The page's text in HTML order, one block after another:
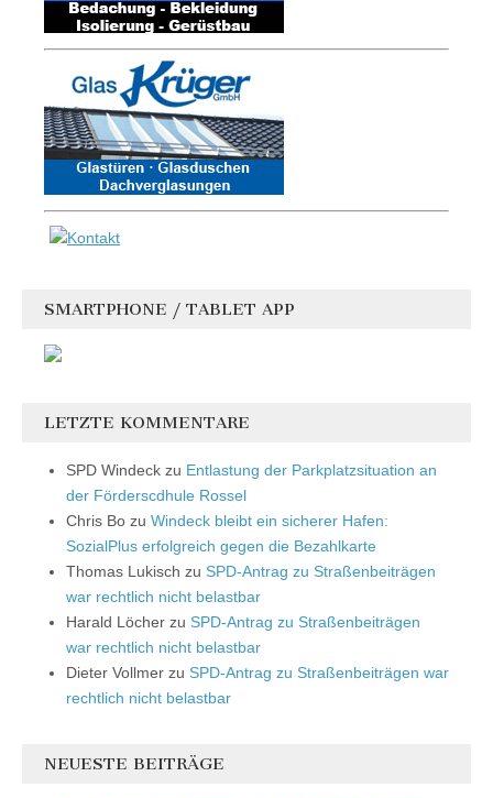
SMARTPHONE / TABLET APP
LETZTE KOMMENTARE
SPD Windeck zu Entlastung der Parkplatzsituation an
der Förderscdhule Rossel
Chris Bo zu Windeck bleibt ein sicherer Hafen:
SozialPlus erfolgreich gegen die Bezahlkarte
Thomas Lukisch zu SPD-Antrag zu Straßenbeiträgen
war rechtlich nicht belastbar
Harald Löcher zu SPD-Antrag zu Straßenbeiträgen
war rechtlich nicht belastbar
Dieter Vollmer zu SPD-Antrag zu Straßenbeiträgen war
rechtlich nicht belastbar
NEUESTE BEITRÄGE